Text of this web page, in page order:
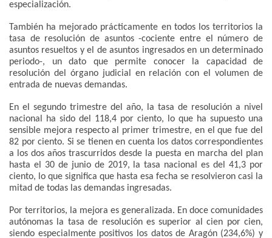
especialización.
También ha mejorado prácticamente en todos los territorios la
tasa de resolución de asuntos -cociente entre el número de
asuntos resueltos y el de asuntos ingresados en un determinado
periodo-, un dato que permite conocer la capacidad de
resolución del órgano judicial en relación con el volumen de
entrada de nuevas demandas.
En el segundo trimestre del año, la tasa de resolución a nivel
nacional ha sido del 118,4 por ciento, lo que ha supuesto una
sensible mejora respecto al primer trimestre, en el que fue del
82 por ciento. Si se tienen en cuenta los datos correspondientes
a los dos años trascurridos desde la puesta en marcha del plan
hasta el 30 de junio de 2019, la tasa nacional es del 41,3 por
ciento, lo que significa que hasta esa fecha se resolvieron casi la
mitad de todas las demandas ingresadas.
Por territorios, la mejora es generalizada. En doce comunidades
autónomas la tasa de resolución es superior al cien por cien,
siendo especialmente positivos los datos de Aragón (234,6%) y